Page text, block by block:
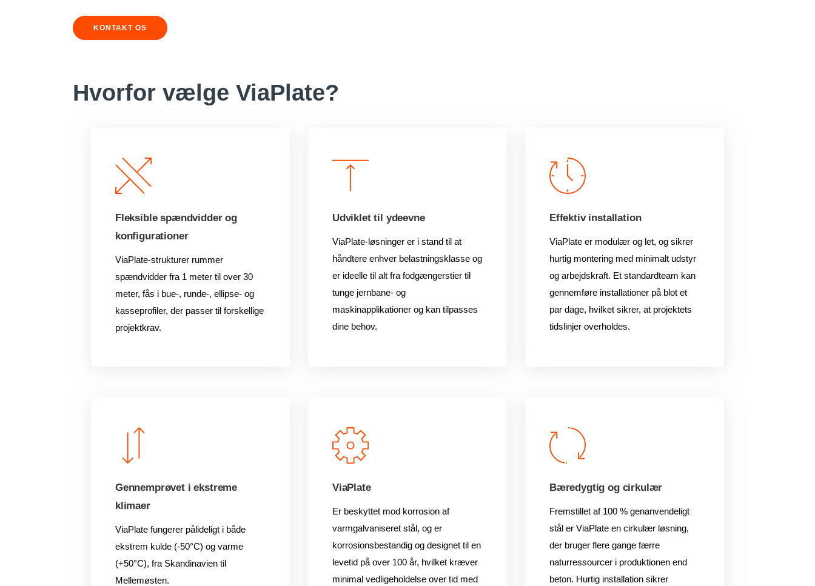
KONTAKT OS
Hvorfor vælge ViaPlate?
Fleksible spændvidder og
konfigurationer
ViaPlate-strukturer rummer
spændvidder fra 1 meter til over 30
meter, fås i bue-, runde-, ellipse- og
kasseprofiler, der passer til forskellige
projektkrav.
Udviklet til ydeevne
ViaPlate-løsninger er i stand til at
håndtere enhver belastningsklasse og
er ideelle til alt fra fodgængerstier til
tunge jernbane- og
maskinapplikationer og kan tilpasses
dine behov.
Effektiv installation
ViaPlate er modulær og let, og sikrer
hurtig montering med minimalt udstyr
og arbejdskraft. Et standardteam kan
gennemføre installationer på blot et
par dage, hvilket sikrer, at projektets
tidslinjer overholdes.
Gennemprøvet i ekstreme
klimaer
ViaPlate fungerer pålideligt i både
ekstrem kulde (-50°C) og varme
(+50°C), fra Skandinavien til
Mellemøsten.
ViaPlate
Er beskyttet mod korrosion af
varmgalvaniseret stål, og er
korrosionsbestandig og designet til en
levetid på over 100 år, hvilket kræver
minimal vedligeholdelse over tid med
Bæredygtig og cirkulær
Fremstillet af 100 % genanvendeligt
stål er ViaPlate en cirkulær løsning,
der bruger flere gange færre
naturressourcer i produktionen end
beton. Hurtig installation sikrer